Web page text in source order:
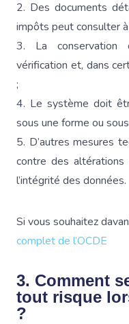
2. Des documents
impôts peut consulter
3. La
vérification et, dans
;
4. Le système doit
sous une forme ou
5. D’autres mesures
contre des altérations
l’intégrité des données.
Si vous souhaitez
complet de l’OCDE
3. Comment
tout risque
?